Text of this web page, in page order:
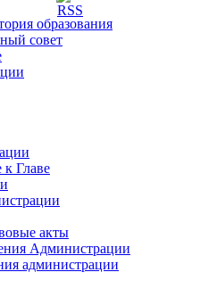
образования
совет
Главе
акты
Администрации
администрации